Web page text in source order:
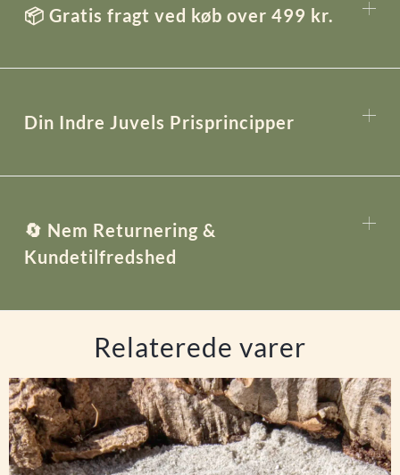
📦 Gratis fragt ved køb over 499 kr.
Din Indre Juvels Prisprincipper
🔄 Nem Returnering &
Kundetilfredshed
Relaterede varer